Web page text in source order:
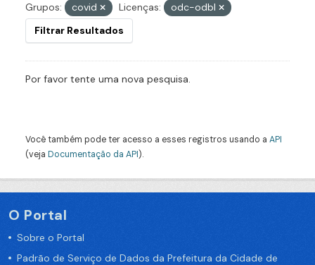
Grupos:
covid Licenças:
odc-odbl
Filtrar Resultados
Por favor tente uma nova pesquisa.
Você também pode ter acesso a esses registros usando a API
(veja Documentação da API).
O Portal
Sobre o Portal
Padrão de Serviço de Dados da Prefeitura da Cidade de